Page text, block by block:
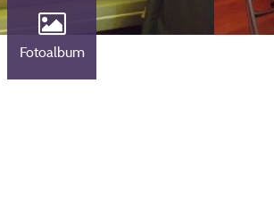
Fotoalbum